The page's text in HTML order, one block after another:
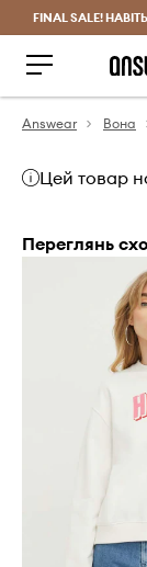
FINAL SALE!
Answear Вона
Цей товар
Переглянь